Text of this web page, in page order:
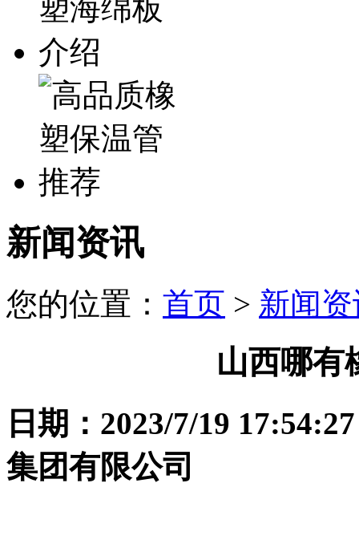
新闻资讯
您的位置： 首页 > 新闻
山西哪有
日期：2023/7/19
集团有限公司